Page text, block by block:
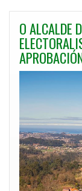
O ALCALDE